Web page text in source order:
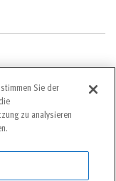
Sie der
zu analysieren